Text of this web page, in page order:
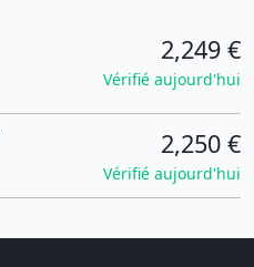
2,249 €
Vérifié aujourd'hui
2,250 €
Vérifié aujourd'hui